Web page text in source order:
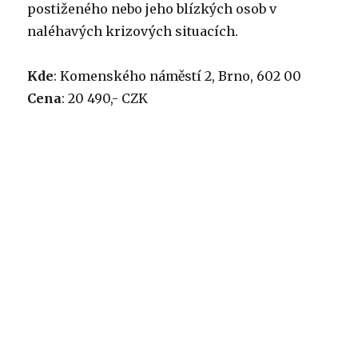
postiženého nebo jeho blízkých osob v
naléhavých krizových situacích.
Kde: Komenského náměstí 2, Brno, 602 00
Cena: 20 490,- CZK